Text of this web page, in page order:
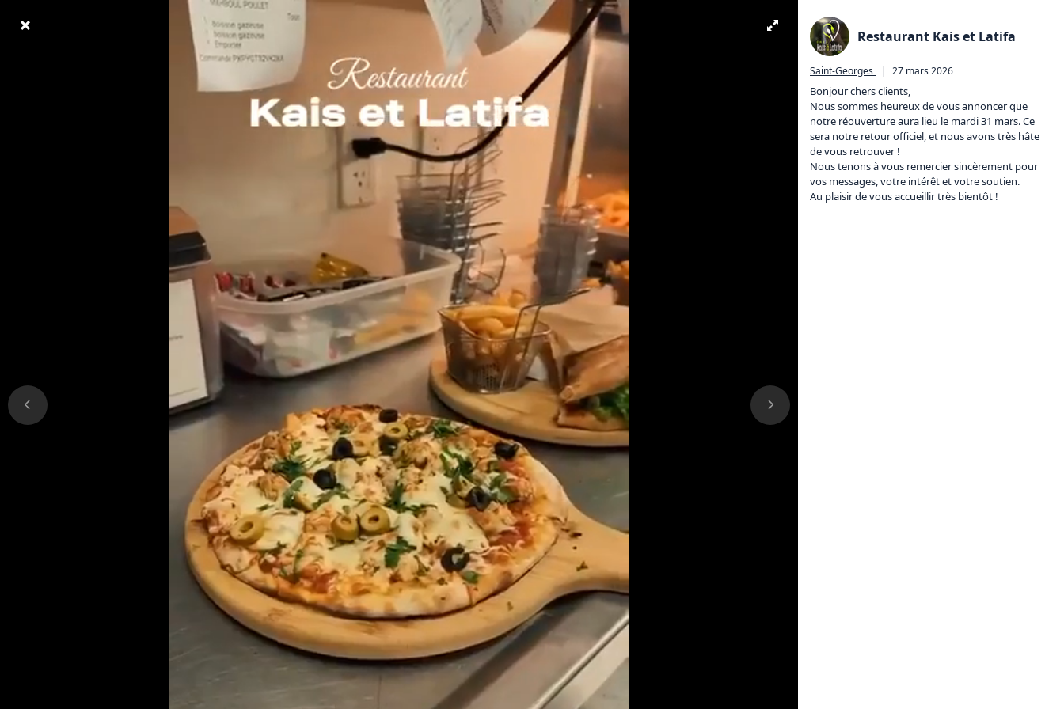
Restaurant Kais et Latifa
Saint-Georges | 27 mars 2026
Bonjour chers clients,
Nous sommes heureux de vous annoncer que
notre réouverture aura lieu le mardi 31 mars. Ce
sera notre retour officiel, et nous avons très hâte
de vous retrouver !
Nous tenons à vous remercier sincèrement pour
vos messages, votre intérêt et votre soutien.
Au plaisir de vous accueillir très bientôt !